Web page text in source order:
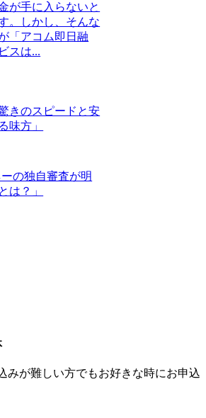
が手に入らないと
。しかし、そんな
「アコム即日融
スは...
きのスピードと安
味方」
の独自審査が明
は？」
みが難しい方でもお好きな時にお申込